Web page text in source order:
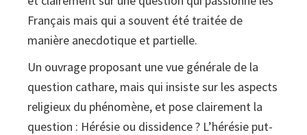
Français mais qui a souvent été traitée de
manière anecdotique et partielle.
Un ouvrage proposant une vue générale de la
question cathare, mais qui insiste sur les aspects
religieux du phénomène, et pose clairement la
question : Hérésie ou dissidence ? L’hérésie put-